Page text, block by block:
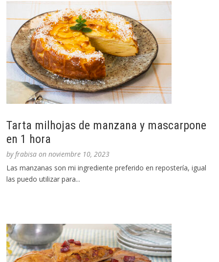
Tarta milhojas de manzana y mascarpone
en 1 hora
byfrabisa onnoviembre 10, 2023
Las manzanas son mi ingrediente preferido en repostería, igual
las puedo utilizar para...